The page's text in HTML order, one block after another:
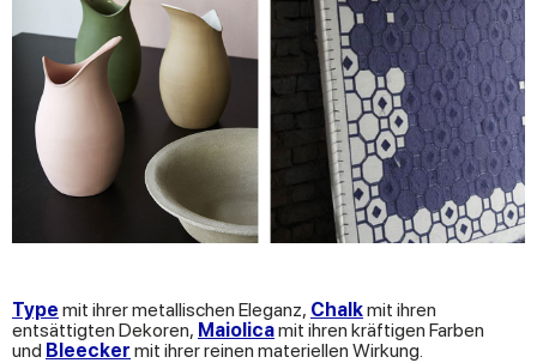
Type mit ihrer metallischen Eleganz, Chalkmit ihren
entsättigten Dekoren, Maiolicamit ihren kräftigen Farben
und Bleecker mit ihrer reinen materiellen Wirkung.